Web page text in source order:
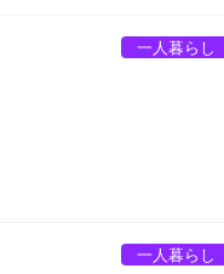
一人暮らし
一人暮らし